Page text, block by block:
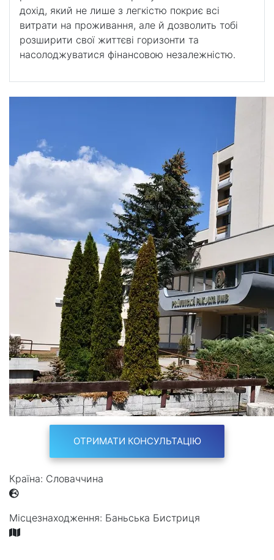
дохід, який не лише з легкістю покриє всі
витрати на проживання, але й дозволить тобі
розширити свої життєві горизонти та
насолоджуватися фінансовою незалежністю.
ОТРИМАТИ КОНСУЛЬТАЦІЮ
Країна: Словаччина
Місцезнаходження: Баньська Бистриця